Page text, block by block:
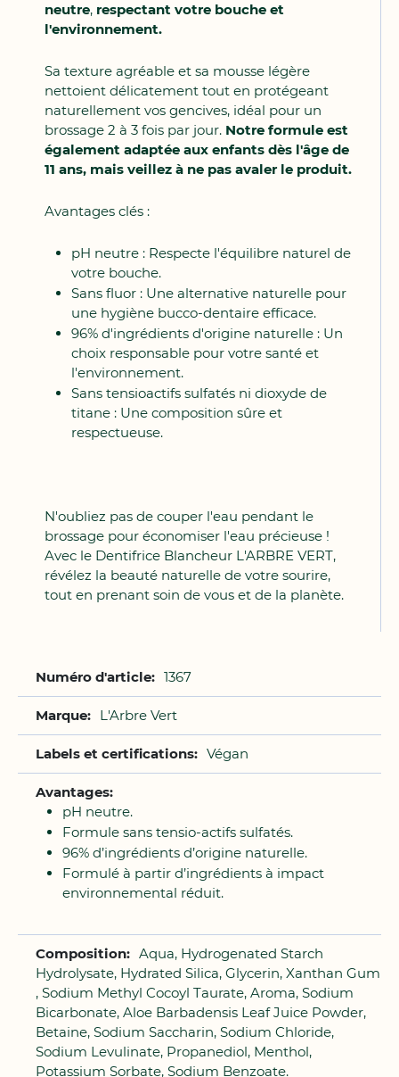
neutre, respectant votre bouche et
l'environnement.
Sa texture agréable et sa mousse légère
nettoient délicatement tout en protégeant
naturellement vos gencives, idéal pour un
brossage 2 à 3 fois par jour. Notre formule est
également adaptée aux enfants dès l'âge de
11 ans, mais veillez à ne pas avaler le produit.
Avantages clés :
pH neutre : Respecte l'équilibre naturel de
votre bouche.
Sans fluor : Une alternative naturelle pour
une hygiène bucco-dentaire efficace.
96% d'ingrédients d'origine naturelle : Un
choix responsable pour votre santé et
l'environnement.
Sans tensioactifs sulfatés ni dioxyde de
titane : Une composition sûre et
respectueuse.
N'oubliez pas de couper l'eau pendant le
brossage pour économiser l'eau précieuse !
Avec le Dentifrice Blancheur L'ARBRE VERT,
révélez la beauté naturelle de votre sourire,
tout en prenant soin de vous et de la planète.
d'infos
1367
L'Arbre Vert
Végan
pH neutre.
Formule sans tensio-actifs sulfatés.
96% d’ingrédients d’origine naturelle.
Formulé à partir d’ingrédients à impact
environnemental réduit.
Aqua, Hydrogenated Starch
Hydrolysate, Hydrated Silica, Glycerin, Xanthan Gum
, Sodium Methyl Cocoyl Taurate, Aroma, Sodium
Bicarbonate, Aloe Barbadensis Leaf Juice Powder,
Betaine, Sodium Saccharin, Sodium Chloride,
Sodium Levulinate, Propanediol, Menthol,
Potassium Sorbate, Sodium Benzoate.